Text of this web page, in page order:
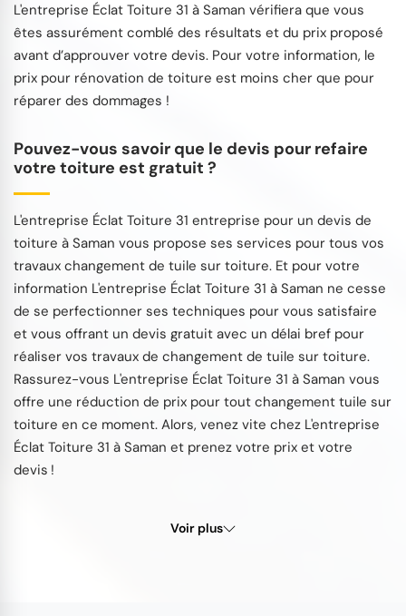
L'entreprise Éclat Toiture 31 à Saman vérifiera que vous
êtes assurément comblé des résultats et du prix proposé
avant d’approuver votre devis. Pour votre information, le
prix pour rénovation de toiture est moins cher que pour
réparer des dommages !
Pouvez-vous savoir que le devis pour refaire
votre toiture est gratuit ?
L'entreprise Éclat Toiture 31 entreprise pour un devis de
toiture à Saman vous propose ses services pour tous vos
travaux changement de tuile sur toiture. Et pour votre
information L'entreprise Éclat Toiture 31 à Saman ne cesse
de se perfectionner ses techniques pour vous satisfaire
et vous offrant un devis gratuit avec un délai bref pour
réaliser vos travaux de changement de tuile sur toiture.
Rassurez-vous L'entreprise Éclat Toiture 31 à Saman vous
offre une réduction de prix pour tout changement tuile sur
toiture en ce moment. Alors, venez vite chez L'entreprise
Éclat Toiture 31 à Saman et prenez votre prix et votre
devis !
Voir plus